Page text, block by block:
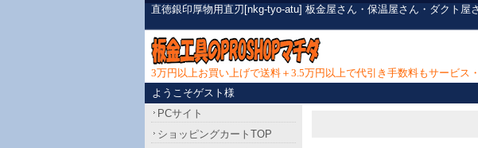
直徳銀印厚物用直刃[nkg-tyo-atu] 板金屋さん・保温屋さん・ダクト屋
3万円以上お買い上げで送料＋3.5万円以上で代引き手数料もサービス
ようこそゲスト様
PCサイト
ショッピングカートTOP